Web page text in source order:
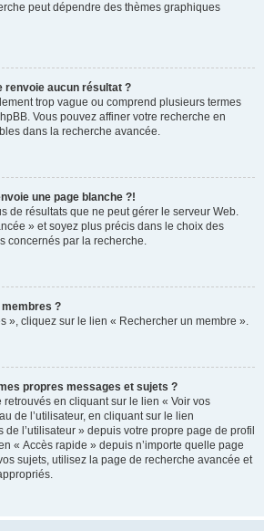
peut dépendre des thèmes graphiques
renvoie aucun résultat ?
trop vague ou comprend plusieurs termes
Vous pouvez affiner votre recherche en
dans la recherche avancée.
une page blanche ?!
de résultats que ne peut gérer le serveur Web.
» et soyez plus précis dans le choix des
concernés par la recherche.
?
», cliquez sur le lien « Rechercher un membre ».
propres messages et sujets ?
retrouvés en cliquant sur le lien « Voir vos
de l’utilisateur, en cliquant sur le lien
l’utilisateur » depuis votre propre page de profil
« Accès rapide » depuis n’importe quelle page
sujets, utilisez la page de recherche avancée et